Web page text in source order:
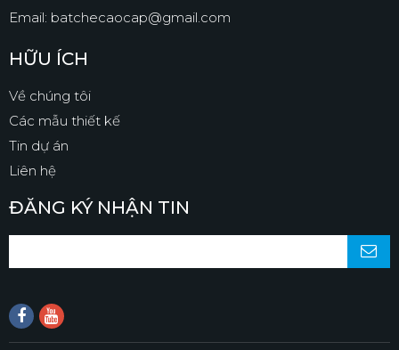
Email: batchecaocap@gmail.com
HỮU ÍCH
Về chúng tôi
Các mẫu thiết kế
Tin dự án
Liên hệ
ĐĂNG KÝ NHẬN TIN